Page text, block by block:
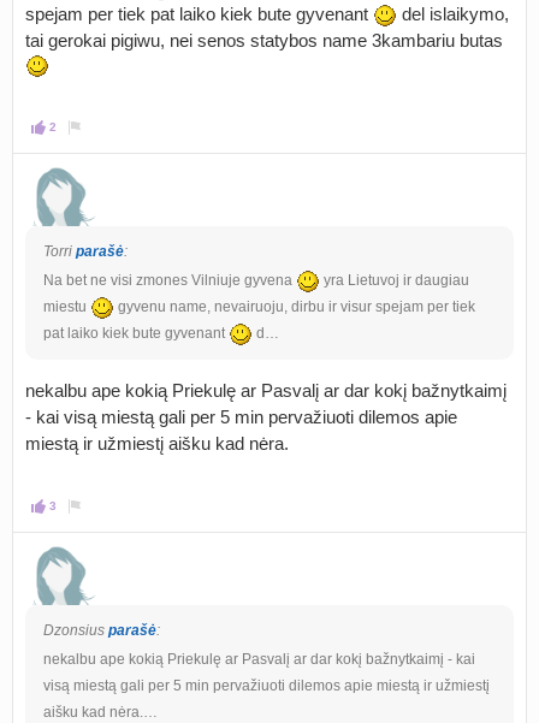
spejam per tiek pat laiko kiek bute gyvenant
del islaikymo,
tai gerokai pigiwu, nei senos statybos name 3kambariu butas
2
Torri parašė:
Na bet ne visi zmones Vilniuje gyvena
yra Lietuvoj ir daugiau
miestu
gyvenu name, nevairuoju, dirbu ir visur spejam per tiek
pat laiko kiek bute gyvenant
d…
nekalbu ape kokią Priekulę ar Pasvalį ar dar kokį bažnytkaimį
- kai visą miestą gali per 5 min pervažiuoti dilemos apie
miestą ir užmiestį aišku kad nėra.
3
Dzonsius parašė:
nekalbu ape kokią Priekulę ar Pasvalį ar dar kokį bažnytkaimį - kai
visą miestą gali per 5 min pervažiuoti dilemos apie miestą ir užmiestį
aišku kad nėra.…